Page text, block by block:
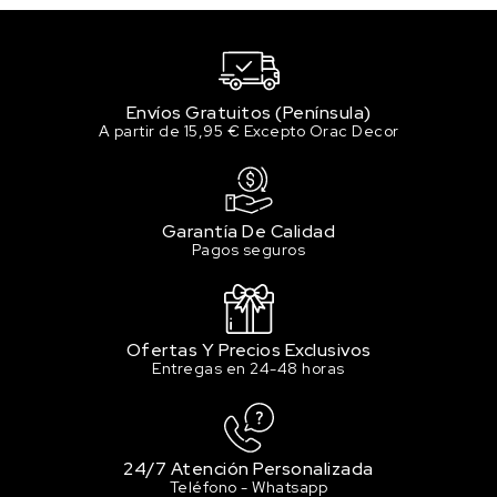
135 PRUSSIAN BLUE / AZUL DE PRUSIA
3.96 €
Sin stock
137 PERMANENT BLUE /
AZUL PERMANENTE
142 PRIMARY CYAN / AZUL
2 en stock
Envíos Gratuitos (Península)
A partir de 15,95 € Excepto Orac Decor
Garantía De Calidad
Pagos seguros
Ofertas Y Precios Exclusivos
Entregas en 24-48 horas
24/7 Atención Personalizada
Teléfono - Whatsapp